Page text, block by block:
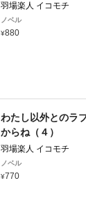
羽場楽人 イコモチ
ノベル
880
わたし以外とのラ
からね（４）
羽場楽人 イコモチ
ノベル
770